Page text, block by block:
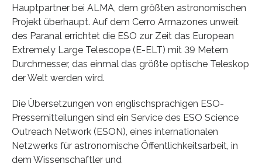
Hauptpartner bei ALMA, dem größten astronomischen
Projekt überhaupt. Auf dem Cerro Armazones unweit
des Paranal errichtet die ESO zur Zeit das European
Extremely Large Telescope (E-ELT) mit 39 Metern
Durchmesser, das einmal das größte optische Teleskop
der Welt werden wird.
Die Übersetzungen von englischsprachigen ESO-
Pressemitteilungen sind ein Service des ESO Science
Outreach Network (ESON), eines internationalen
Netzwerks für astronomische Öffentlichkeitsarbeit, in
dem Wissenschaftler und